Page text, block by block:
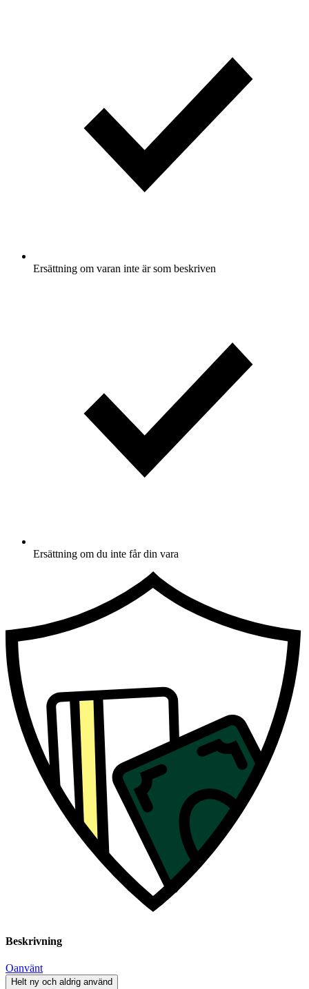
Ersättning om varan inte är som beskriven
Ersättning om du inte får din vara
Beskrivning
Oanvänt
Helt ny och aldrig använd